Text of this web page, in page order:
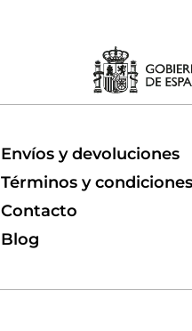
Envíos y devoluciones
Términos y condiciones
Contacto
Blog